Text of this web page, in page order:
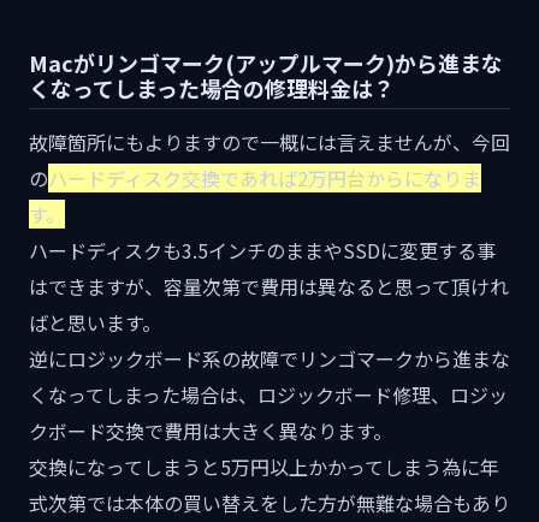
Macがリンゴマーク(アップルマーク)から進まな
くなってしまった場合の修理料金は？
故障箇所にもよりますので一概には言えませんが、今回
のハードディスク交換であれば2万円台からになりま
す。
ハードディスクも3.5インチのままやSSDに変更する事
はできますが、容量次第で費用は異なると思って頂けれ
ばと思います。
逆にロジックボード系の故障でリンゴマークから進まな
くなってしまった場合は、ロジックボード修理、ロジッ
クボード交換で費用は大きく異なります。
交換になってしまうと5万円以上かかってしまう為に年
式次第では本体の買い替えをした方が無難な場合もあり